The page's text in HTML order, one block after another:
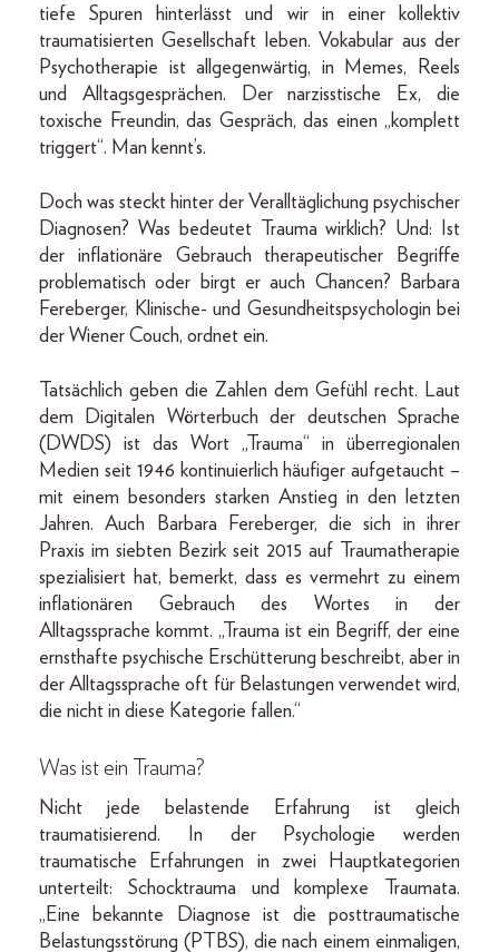
tiefe Spuren hinterlässt und wir in einer kollektiv
traumatisierten Gesellschaft leben. Vokabular aus der
Psychotherapie ist allgegenwärtig, in Memes, Reels
und Alltagsgesprächen. Der narzisstische Ex, die
toxische Freundin, das Gespräch, das einen „komplett
triggert“. Man kennt’s.
Doch was steckt hinter der Veralltäglichung psychischer
Diagnosen? Was bedeutet Trauma wirklich? Und: Ist
der inflationäre Gebrauch therapeutischer Begriffe
problematisch oder birgt er auch Chancen? Barbara
Fereberger, Klinische- und Gesundheitspsychologin bei
der Wiener Couch, ordnet ein.
Tatsächlich geben die Zahlen dem Gefühl recht. Laut
dem Digitalen Wörterbuch der deutschen Sprache
(DWDS) ist das Wort „Trauma“ in überregionalen
Medien seit 1946 kontinuierlich häufiger aufgetaucht –
mit einem besonders starken Anstieg in den letzten
Jahren. Auch Barbara Fereberger, die sich in ihrer
Praxis im siebten Bezirk seit 2015 auf Traumatherapie
spezialisiert hat, bemerkt, dass es vermehrt zu einem
inflationären Gebrauch des Wortes in der
Alltagssprache kommt. „Trauma ist ein Begriff, der eine
ernsthafte psychische Erschütterung beschreibt, aber in
der Alltagssprache oft für Belastungen verwendet wird,
die nicht in diese Kategorie fallen.“
Was ist ein Trauma?
Nicht jede belastende Erfahrung ist gleich
traumatisierend. In der Psychologie werden
traumatische Erfahrungen in zwei Hauptkategorien
unterteilt: Schocktrauma und komplexe Traumata.
„Eine bekannte Diagnose ist die posttraumatische
Belastungsstörung (PTBS), die nach einem einmaligen,